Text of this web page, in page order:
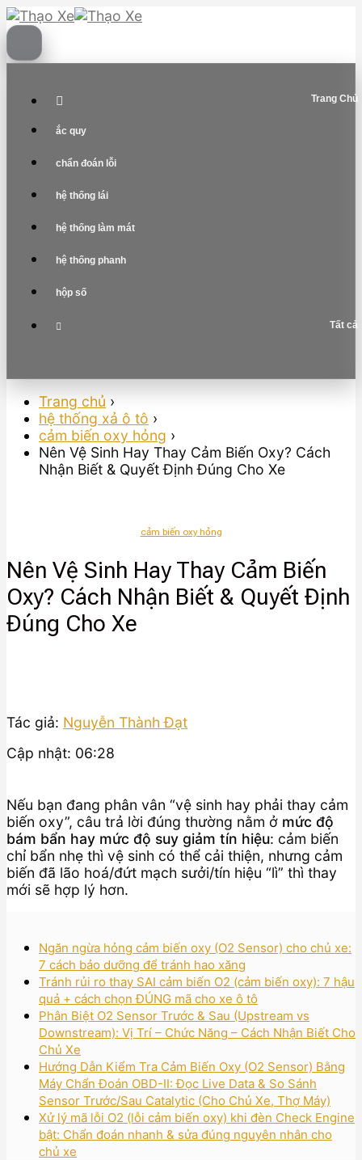
Skip
to
content
Trang Chủ
ắc quy
chẩn đoán lỗi
hệ thống lái
hệ thống làm mát
hệ thống phanh
hộp số
Tất cả
Trang chủ ›
hệ thống xả ô tô ›
cảm biến oxy hỏng ›
Nên Vệ Sinh Hay Thay Cảm Biến Oxy? Cách
Nhận Biết & Quyết Định Đúng Cho Xe
cảm biến oxy hỏng
Nên Vệ Sinh Hay Thay Cảm Biến
Oxy? Cách Nhận Biết & Quyết Định
Đúng Cho Xe
Tác giả: Nguyễn Thành Đạt
Cập nhật: 06:28
Nếu bạn đang phân vân “vệ sinh hay phải thay cảm
biến oxy”, câu trả lời đúng thường nằm ở mức độ
bám bẩn hay mức độ suy giảm tín hiệu: cảm biến
chỉ bẩn nhẹ thì vệ sinh có thể cải thiện, nhưng cảm
biến đã lão hoá/đứt mạch sưởi/tín hiệu “lì” thì thay
mới sẽ hợp lý hơn.
Ngăn ngừa hỏng cảm biến oxy (O2 Sensor) cho chủ xe:
7 cách bảo dưỡng để tránh hao xăng
Tránh rủi ro thay SAI cảm biến O2 (cảm biến oxy): 7 hậu
quả + cách chọn ĐÚNG mã cho xe ô tô
Phân Biệt O2 Sensor Trước & Sau (Upstream vs
Downstream): Vị Trí – Chức Năng – Cách Nhận Biết Cho
Chủ Xe
Hướng Dẫn Kiểm Tra Cảm Biến Oxy (O2 Sensor) Bằng
Máy Chẩn Đoán OBD-II: Đọc Live Data & So Sánh
Sensor Trước/Sau Catalytic (Cho Chủ Xe, Thợ Máy)
Xử lý mã lỗi O2 (lỗi cảm biến oxy) khi đèn Check Engine
bật: Chẩn đoán nhanh & sửa đúng nguyên nhân cho
chủ xe